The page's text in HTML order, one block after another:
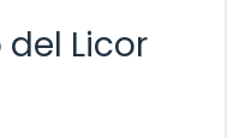
del Licor